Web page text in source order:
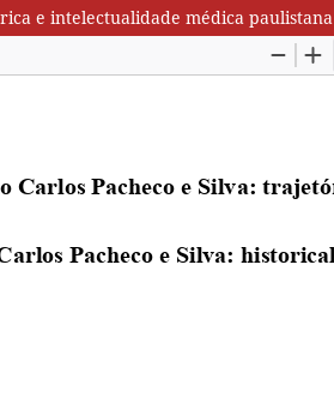
e intelectualidade médica paulistana